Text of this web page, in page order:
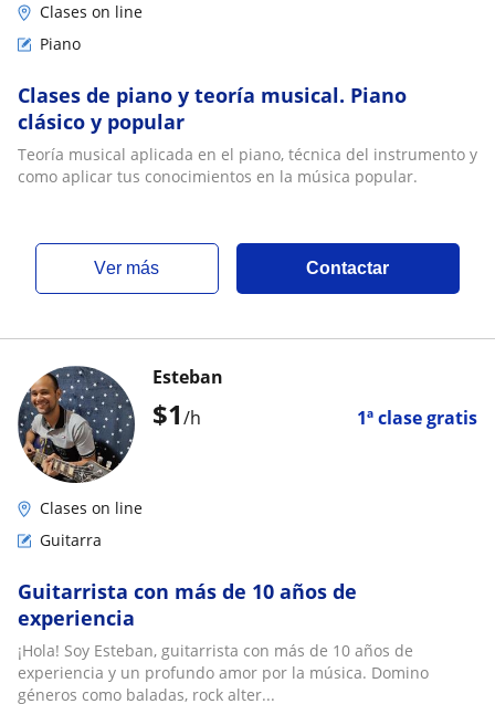
Clases on line
Piano
Clases de piano y teoría musical. Piano
clásico y popular
Teoría musical aplicada en el piano, técnica del instrumento y
como aplicar tus conocimientos en la música popular.
ver más Contactar
$1/h 1ª clase gratis
Esteban
Clases on line
Guitarra
Guitarrista con más de 10 años de
experiencia
¡Hola! Soy Esteban, guitarrista con más de 10 años de
experiencia y un profundo amor por la música. Domino
géneros como baladas, rock alter...